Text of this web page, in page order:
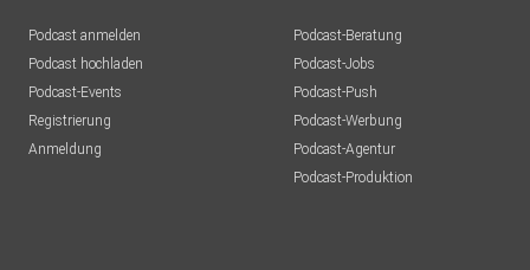
Podcast anmelden
Podcast hochladen
Podcast-Events
Registrierung
Anmeldung
Podcast-Beratung
Podcast-Jobs
Podcast-Push
Podcast-Werbung
Podcast-Agentur
Podcast-Produktion